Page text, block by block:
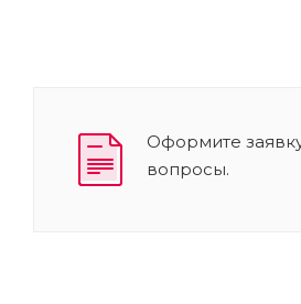
Оформите
вопросы.